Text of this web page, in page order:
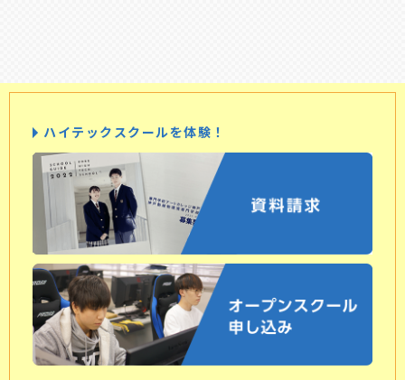
ハイテックスクールを体験！